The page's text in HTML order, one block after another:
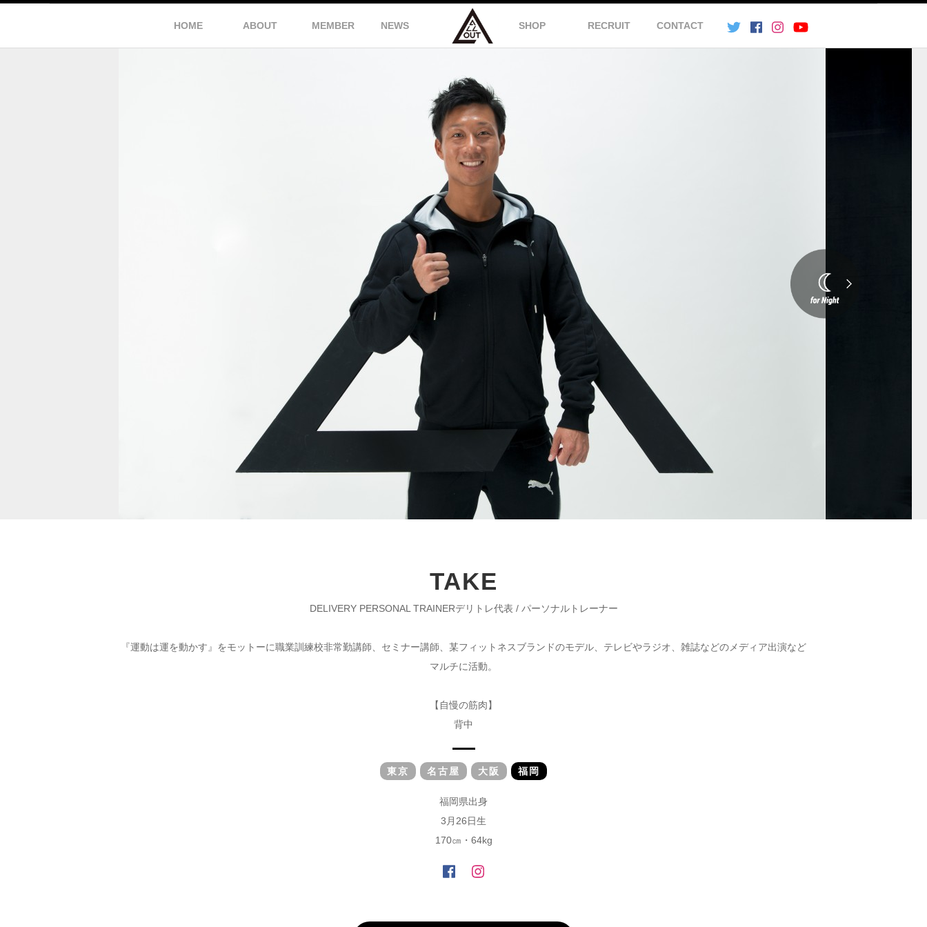
HOME ABOUT MEMBER NEWS SHOP RECRUIT CONTACT
TAKE
DELIVERY PERSONAL TRAINERデリトレ代表 / パーソナルトレーナー
『運動は運を動かす』をモットーに職業訓練校非常勤講師、セミナー講師、某フィットネスブランドのモデル、テレビやラジオ、雑誌などのメディア出演など
マルチに活動。
【自慢の筋肉】
背中
東京 名古屋 大阪 福岡
福岡県出身
3月26日生
170㎝・64kg